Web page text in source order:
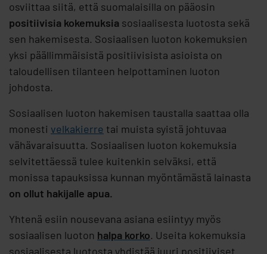
osviittaa siitä, että suomalaisilla on pääosin
positiivisia kokemuksia sosiaalisesta luotosta sekä
sen hakemisesta. Sosiaalisen luoton kokemuksien
yksi päällimmäisistä positiivisista asioista on
taloudellisen tilanteen helpottaminen luoton
johdosta.
Sosiaalisen luoton hakemisen taustalla saattaa olla
monesti velkakierre tai muista syistä johtuvaa
vähävaraisuutta. Sosiaalisen luoton kokemuksia
selvitettäessä tulee kuitenkin selväksi, että
monissa tapauksissa kunnan myöntämästä lainasta
on ollut hakijalle apua.
Yhtenä esiin nousevana asiana esiintyy myös
sosiaalisen luoton halpa korko. Useita kokemuksia
sosiaalisesta luotosta yhdistää juuri positiiviset